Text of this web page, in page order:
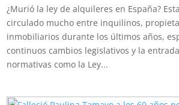
¿Murió la ley de alquileres en España?
circulado mucho entre inquilinos,
inmobiliarios durante los últimos años,
continuos cambios legislativos y la
normativas como la Ley...